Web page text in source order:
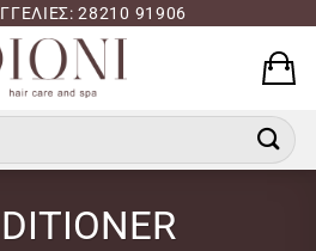
28210 91906